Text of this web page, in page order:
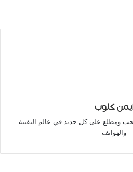
ايمن كلوب
ومطلع على كل جديد في عالم التقنية
والهواتف